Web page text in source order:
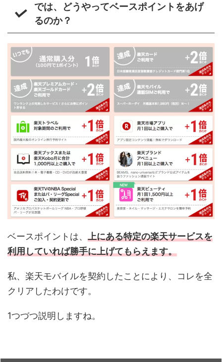
では、どうやってベースポイントをあげ
るのか？
ベースポイントは、 上にある特定の楽天サービスを
利用していれば勝手に上げてもらえます。
私、楽天モバイルを契約したことにより、コレを全
クリアしたわけです。
1つづつ説明しますね。